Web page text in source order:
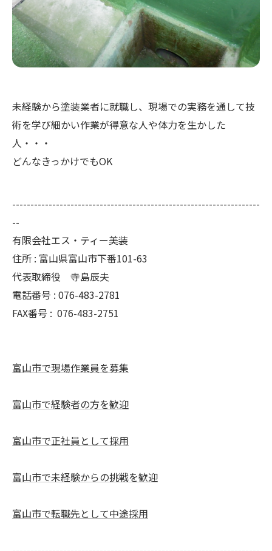
未経験から塗装業者に就職し、現場での実務を通して技
術を学び細かい作業が得意な人や体力を生かした
人・・・
どんなきっかけでもOK
--------------------------------------------------------------------
--
有限会社エス・ティー美装
住所 : 富山県富山市下番101-63
代表取締役 寺島辰夫
電話番号 : 076-483-2781
FAX番号 : 076-483-2751
富山市で現場作業員を募集
富山市で経験者の方を歓迎
富山市で正社員として採用
富山市で未経験からの挑戦を歓迎
富山市で転職先として中途採用